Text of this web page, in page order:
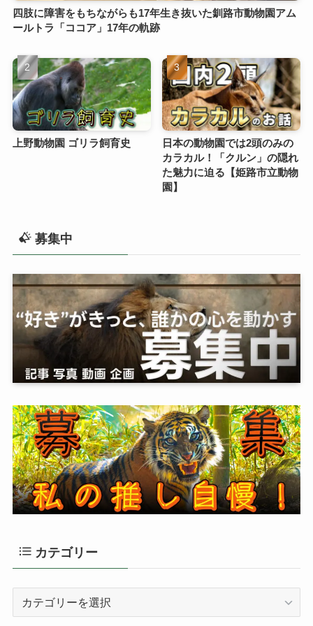
四肢に障害をもちながらも17年生き抜いた釧路市動物園アム
ールトラ「ココア」17年の軌跡
上野動物園 ゴリラ飼育史
日本の動物園では2頭のみの
カラカル！「クルン」の隠れ
た魅力に迫る【姫路市立動物
園】
募集中
カテゴリー